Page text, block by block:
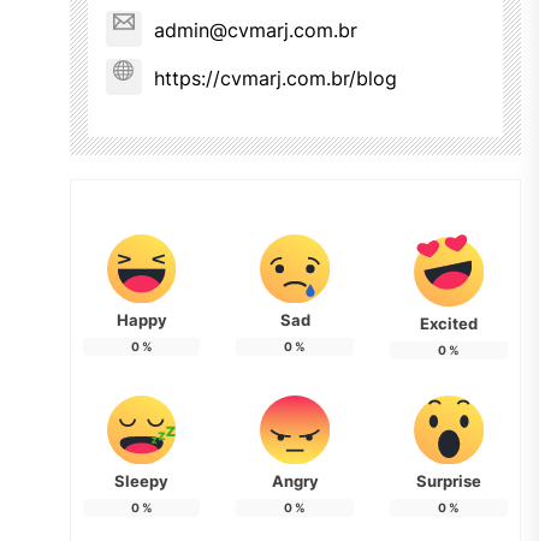
admin@cvmarj.com.br
https://cvmarj.com.br/blog
Happy
0%
Sad
0%
Excited
0%
Sleepy
0%
Angry
0%
Surprise
0%